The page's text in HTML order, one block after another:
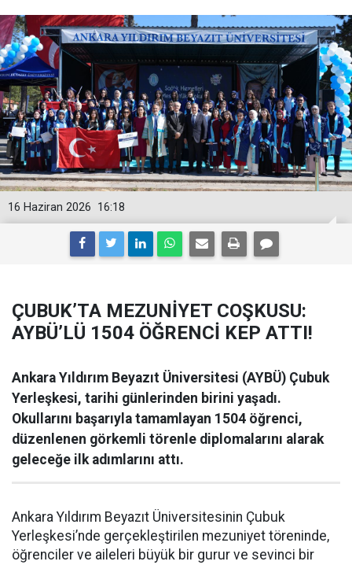
16:18
16 Haziran 2026
ÇUBUK’TA MEZUNİYET COŞKUSU:
AYBÜ’LÜ 1504 ÖĞRENCİ KEP ATTI!
Ankara Yıldırım Beyazıt Üniversitesi (AYBÜ) Çubuk
Yerleşkesi, tarihi günlerinden birini yaşadı.
Okullarını başarıyla tamamlayan 1504 öğrenci,
düzenlenen görkemli törenle diplomalarını alarak
geleceğe ilk adımlarını attı.
Ankara Yıldırım Beyazıt Üniversitesinin Çubuk
Yerleşkesi’nde gerçekleştirilen mezuniyet töreninde,
öğrenciler ve aileleri büyük bir gurur ve sevinci bir